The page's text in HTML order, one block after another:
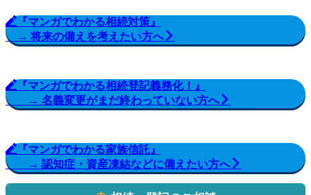
『マンガでわかる相続対策』
→ 将来の備えを考えたい方へ
『マンガでわかる相続登記義務化！』
→ 名義変更がまだ終わっていない方へ
『マンガでわかる家族信託』
→ 認知症・資産凍結などに備えたい方へ